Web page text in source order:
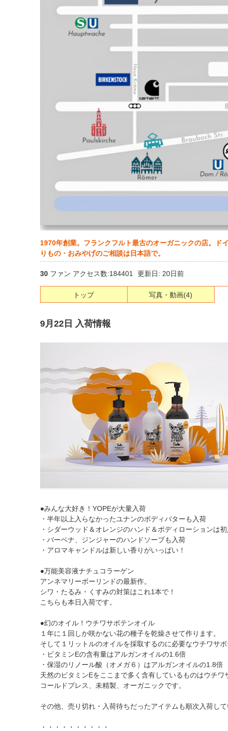
1970年創業。フランクフルト最古のオーガニックの店。ド
りもの・おみやげのご相談は日本語で。
30 ファン アクセス数:184401 更新日: 20日前
トップ 写真・動画(4)
9月22日 入荷情報
●みんな大好き！YOPEが大量入荷
・半年以上入らなかったユナンのボディバターも入荷
・シダーウッド＆オレンジのハンド＆ボディローションは
・バーベナ、ジンジャーのハンドソープも入荷
・アロマキャンドルは新しい香りがいっぱい！
●万能美容液ナチュコラーゲン
アンネマリーボーリンドの最新作。
シワ・たるみ・くすみの対策はこれ1本で！
こちらも本日入荷です。
●幻のオイル！ウチワサボテンオイル
１年に１回しか咲かない花の種子を乾燥させて作ります。
そして１リットルのオイルを採取するのに必要なウチワサ
・ビタミンEの含有量はアルガンオイルの1.6倍
・保湿のリノール酸（オメガ６）はアルガンオイルの1.8倍
天然のビタミンEをここまで多く含有しているものはウチワ
コールドプレス、未精製、オーガニックです。
その他、売り切れ・入荷待ちだったアイテムも順次入荷して
・・・・・・・・・・